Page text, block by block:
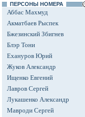
ПЕРСОНЫ НОМЕРА
Аббас Махмуд
Акматбаев Рыспек
Бжезинский Збигнев
Блэр Тони
Ехануров Юрий
Жуков Александр
Ищенко Евгений
Лавров Сергей
Лукашенко Александр
Мавроди Сергей